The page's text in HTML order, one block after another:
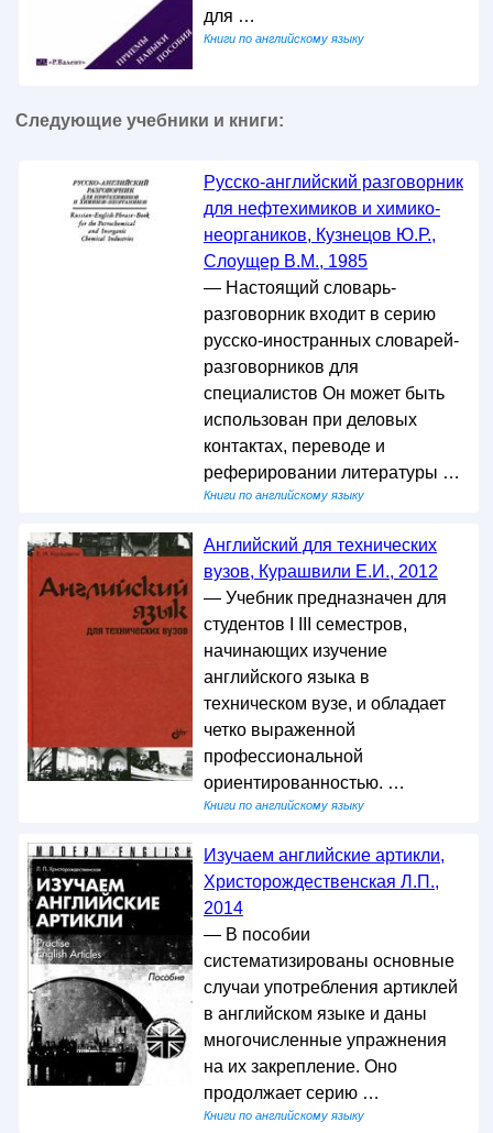
для …
Книги по английскому языку
Следующие учебники и книги:
Русско-английский разговорник
для нефтехимиков и химико-
неоргаников, Кузнецов Ю.Р.,
Слоущер В.М., 1985
— Настоящий словарь-
разговорник входит в серию
русско-иностранных словарей-
разговорников для
специалистов Он может быть
использован при деловых
контактах, переводе и
реферировании литературы …
Книги по английскому языку
Английский для технических
вузов, Курашвили Е.И., 2012
— Учебник предназначен для
студентов I III семестров,
начинающих изучение
английского языка в
техническом вузе, и обладает
четко выраженной
профессиональной
ориентированностью. …
Книги по английскому языку
Изучаем английские артикли,
Христорождественская Л.П.,
2014
— В пособии
систематизированы основные
случаи употребления артиклей
в английском языке и даны
многочисленные упражнения
на их закрепление. Оно
продолжает серию …
Книги по английскому языку